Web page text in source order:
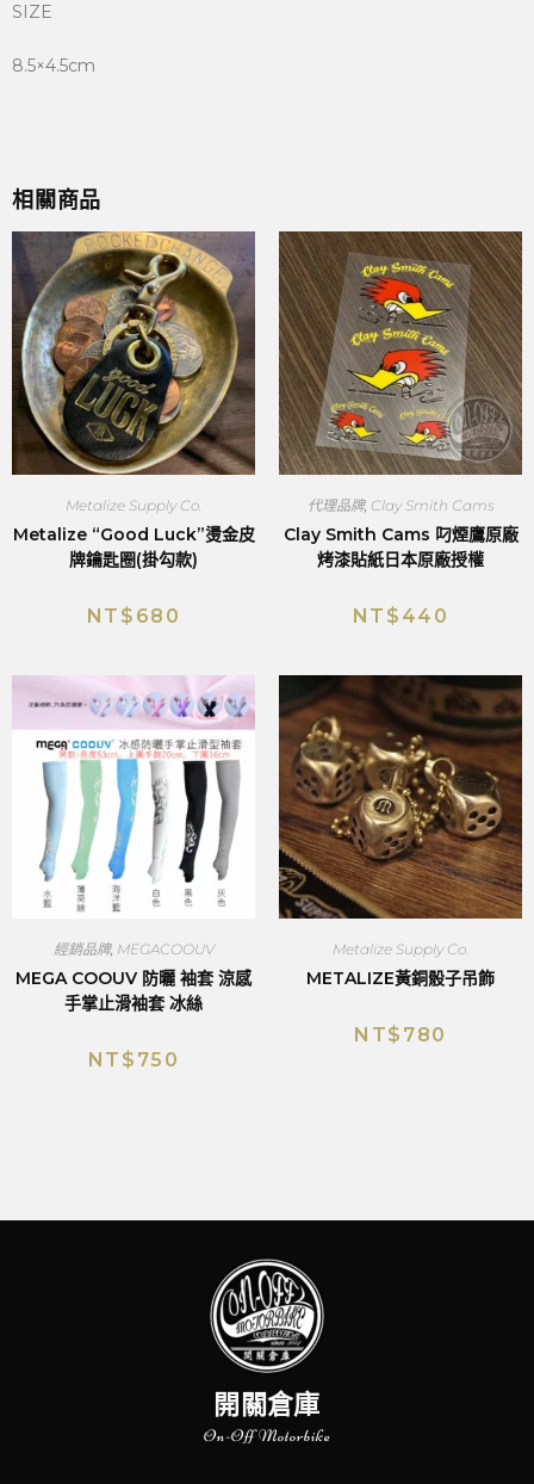
SIZE
8.5×4.5cm
相關商品
Metalize Supply Co.
Metalize “Good Luck”燙金皮
牌鑰匙圈(掛勾款)
NT$ 680
代理品牌, Clay Smith Cams
Clay Smith Cams 叼煙鷹原廠
烤漆貼紙日本原廠授權
NT$ 440
經銷品牌, MEGACOOUV
MEGA COOUV 防曬 袖套 涼感
手掌止滑袖套 冰絲
NT$ 750
Metalize Supply Co.
METALIZE黃銅骰子吊飾
NT$ 780
開關倉庫
On-Off Motorbike